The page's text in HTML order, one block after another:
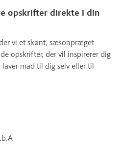
opskrifter direkte i din
vi et skønt, sæsonpræget
opskrifter, der vil inspirerer dig
mad til dig selv eller til